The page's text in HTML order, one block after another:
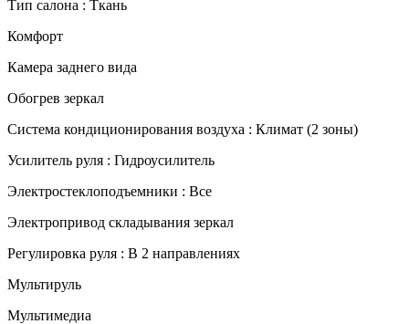
Тип салона : Ткань
Комфорт
Камера заднего вида
Обогрев зеркал
Система кондиционирования воздуха : Климат (2 зоны)
Усилитель руля : Гидроусилитель
Электростеклоподъемники : Все
Электропривод складывания зеркал
Регулировка руля : В 2 направлениях
Мультируль
Мультимедиа